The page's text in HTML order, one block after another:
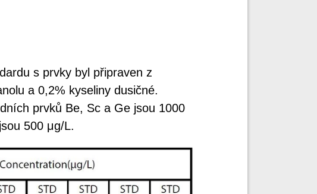
s prvky byl připraven z
a 0,2% kyseliny dusičné.
prvků Be, Sc a Ge jsou 1000
500 μg/L.